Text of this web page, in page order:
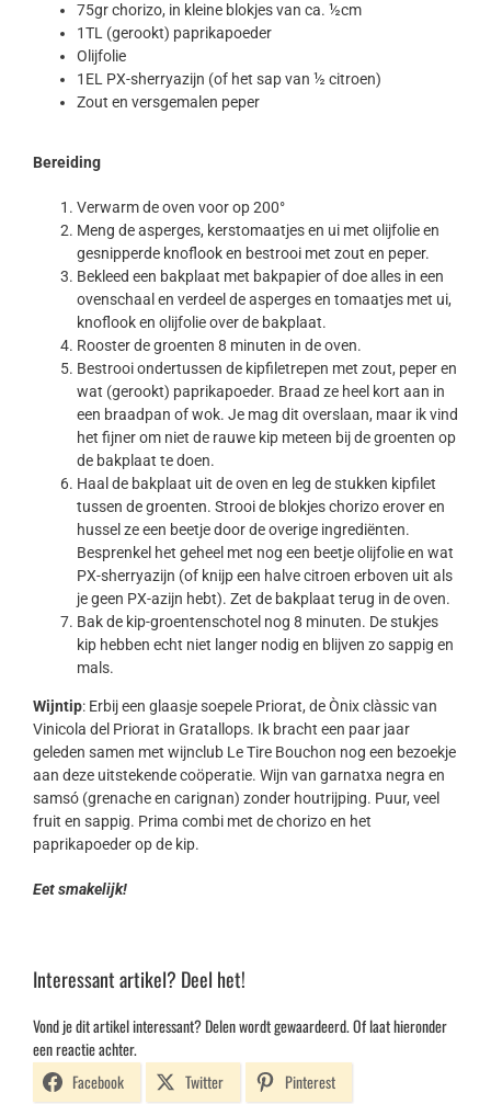
75gr chorizo, in kleine blokjes van ca. ½cm
1TL (gerookt) paprikapoeder
Olijfolie
1EL PX-sherryazijn (of het sap van ½ citroen)
Zout en versgemalen peper
Bereiding
Verwarm de oven voor op 200°
Meng de asperges, kerstomaatjes en ui met olijfolie en
gesnipperde knoflook en bestrooi met zout en peper.
Bekleed een bakplaat met bakpapier of doe alles in een
ovenschaal en verdeel de asperges en tomaatjes met ui,
knoflook en olijfolie over de bakplaat.
Rooster de groenten 8 minuten in de oven.
Bestrooi ondertussen de kipfiletrepen met zout, peper en
wat (gerookt) paprikapoeder. Braad ze heel kort aan in
een braadpan of wok. Je mag dit overslaan, maar ik vind
het fijner om niet de rauwe kip meteen bij de groenten op
de bakplaat te doen.
Haal de bakplaat uit de oven en leg de stukken kipfilet
tussen de groenten. Strooi de blokjes chorizo erover en
hussel ze een beetje door de overige ingrediënten.
Besprenkel het geheel met nog een beetje olijfolie en wat
PX-sherryazijn (of knijp een halve citroen erboven uit als
je geen PX-azijn hebt). Zet de bakplaat terug in de oven.
Bak de kip-groentenschotel nog 8 minuten. De stukjes
kip hebben echt niet langer nodig en blijven zo sappig en
mals.
Wijntip: Erbij een glaasje soepele Priorat, de Ònix clàssic van
Vinicola del Priorat in Gratallops. Ik bracht een paar jaar
geleden samen met wijnclub Le Tire Bouchon nog een bezoekje
aan deze uitstekende coöperatie. Wijn van garnatxa negra en
samsó (grenache en carignan) zonder houtrijping. Puur, veel
fruit en sappig. Prima combi met de chorizo en het
paprikapoeder op de kip.
Eet smakelijk!
Interessant artikel? Deel het!
Vond je dit artikel interessant? Delen wordt gewaardeerd. Of laat hieronder
een reactie achter.
Facebook
Twitter Pinterest